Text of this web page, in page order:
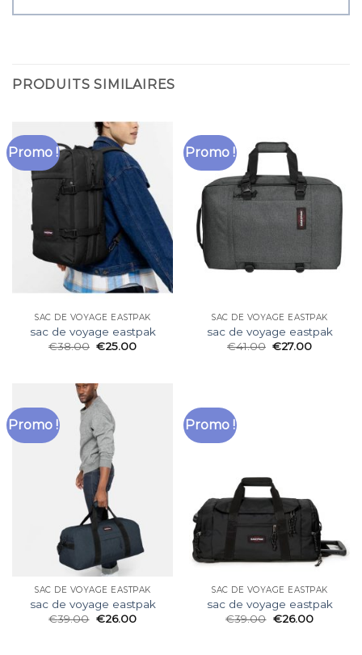
PRODUITS SIMILAIRES
Promo !
SAC DE VOYAGE EASTPAK
sac de voyage eastpak
€38.00 €25.00
Promo !
SAC DE VOYAGE EASTPAK
sac de voyage eastpak
€41.00 €27.00
Promo !
SAC DE VOYAGE EASTPAK
sac de voyage eastpak
€39.00 €26.00
Promo !
SAC DE VOYAGE EASTPAK
sac de voyage eastpak
€39.00 €26.00